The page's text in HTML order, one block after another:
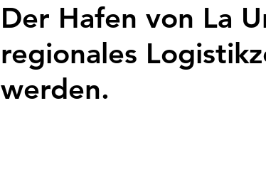
Der Hafen von La
regionales
werden.